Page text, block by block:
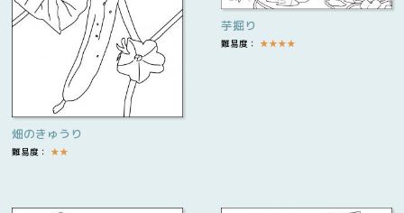
畑のきゅうり
難易度： ★★
芋掘り
難易度： ★★★★